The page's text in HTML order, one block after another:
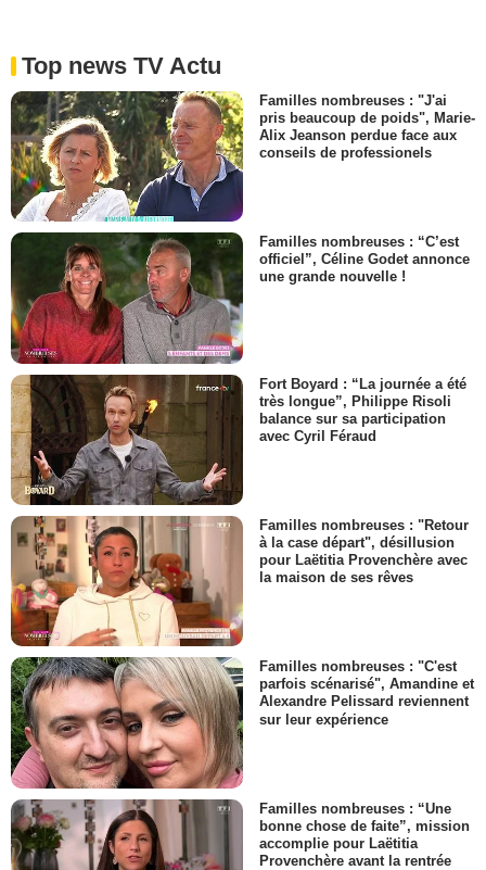
Top news TV Actu
Familles nombreuses : "J'ai
pris beaucoup de poids", Marie-
Alix Jeanson perdue face aux
conseils de professionels
Familles nombreuses : “C’est
officiel”, Céline Godet annonce
une grande nouvelle !
Fort Boyard : “La journée a été
très longue”, Philippe Risoli
balance sur sa participation
avec Cyril Féraud
Familles nombreuses : "Retour
à la case départ", désillusion
pour Laëtitia Provenchère avec
la maison de ses rêves
Familles nombreuses : "C'est
parfois scénarisé", Amandine et
Alexandre Pelissard reviennent
sur leur expérience
Familles nombreuses : “Une
bonne chose de faite”, mission
accomplie pour Laëtitia
Provenchère avant la rentrée